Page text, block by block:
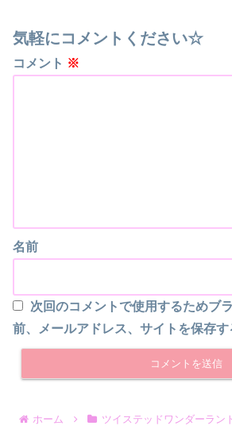
気軽にコメントください☆
コメント ※
名前
次回のコメントで使用するためブ
前、メールアドレス、サイトを保存す
ホーム ツイステッドワンダーラン